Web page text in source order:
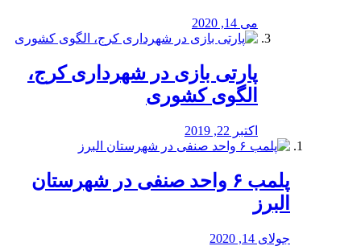
می 14, 2020
پارتی بازی در شهرداری کرج،
الگوی کشوری
اکتبر 22, 2019
پلمب ۶ واحد صنفی در شهرستان
البرز
جولای 14, 2020